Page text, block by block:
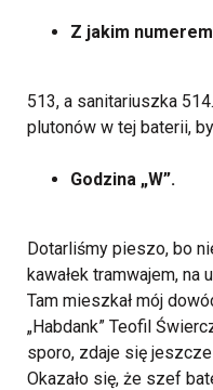
Z jakim
513, a sanitariuszka
plutonów w tej baterii,
Godzina „W”.
Dotarliśmy pieszo, bo
kawałek tramwajem, na
Tam mieszkał mój
„Habdank” Teofil
sporo, zdaje się
Okazało się, że szef